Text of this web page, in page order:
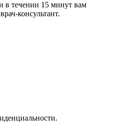
в течении 15 минут вам
консультант.